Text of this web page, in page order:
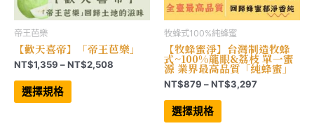
帝王芭樂
【歡天喜帝】「帝王芭樂」
NT$1,359 –NT$2,508
選擇規格
此
品
牧蜂式100%純蜂蜜
【牧蜂蜜淨】台灣制造牧蜂
式~100%龍眼&荔枝 單一蜜
源 業界最高品質「純蜂蜜」
NT$879 –NT$3,297價
選擇規格
此
品